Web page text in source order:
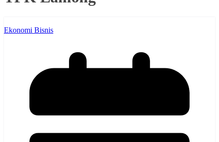
Ekonomi Bisnis